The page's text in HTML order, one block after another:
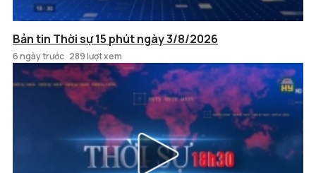
Bản tin Thời sự 15 phút ngày 3/8/2026
6 ngày trước 289 lượt xem